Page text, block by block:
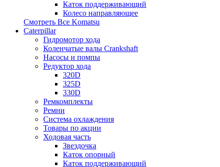
Каток поддерживающий
Колесо направляющее
Смотреть Все Komatsu
Caterpillar
Гидромотор хода
Коленчатые валы Crankshaft
Насосы и помпы
Редуктор хода
320D
325D
330D
Ремкомплекты
Ремни
Система охлаждения
Товары по акции
Ходовая часть
Звездочка
Каток опорный
Каток поддерживающий